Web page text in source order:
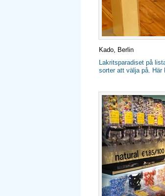
Kado, Berlin
Lakritsparadiset på
sorter att välja på. Här